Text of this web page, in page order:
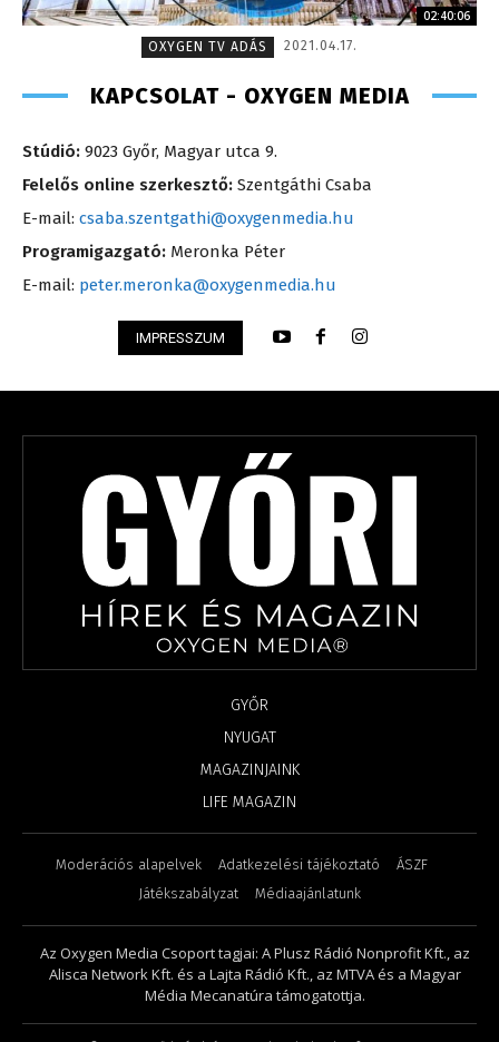
02:40:06
OXYGEN TV ADÁS
2021.04.17.
KAPCSOLAT - OXYGEN MEDIA
Stúdió: 9023 Győr, Magyar utca 9.
Felelős online szerkesztő: Szentgáthi Csaba
E-mail: csaba.szentgathi@oxygenmedia.hu
Programigazgató: Meronka Péter
E-mail: peter.meronka@oxygenmedia.hu
IMPRESSZUM
GYŐR
NYUGAT
MAGAZINJAINK
LIFE MAGAZIN
Moderációs alapelvek Adatkezelési tájékoztató
ÁSZF
Játékszabályzat
Médiaajánlatunk
Az Oxygen Media Csoport tagjai: A Plusz Rádió Nonprofit Kft., az
Alisca Network Kft. és a Lajta Rádió Kft., az MTVA és a Magyar
Média Mecanatúra támogatottja.